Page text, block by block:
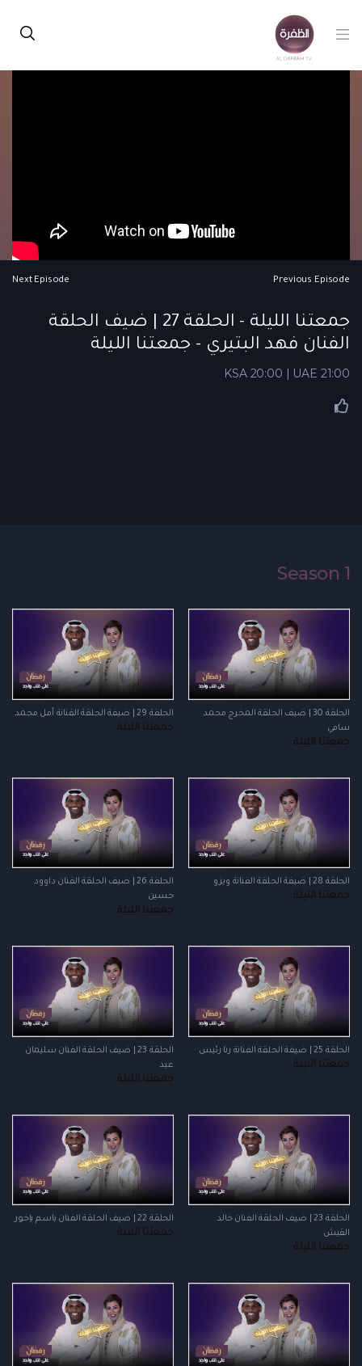
Previous Episode
Next Episode
جمعتنا الليلة - الحلقة 27 | ضيف الحلقة
الفنان فهد البتيري - جمعتنا الليلة
KSA 20:00 | UAE 21:00
Season 1
الحلقة 30 | ضيف الحلقة المخرج محمد
سامي
جمعتنا الليلة
الحلقة 29 | ضيفة الحلقة الفنانة أمل محمد
جمعتنا الليلة
الحلقة 28 | ضيفة الحلقة الفنانة ويزو
جمعتنا الليلة
الحلقة 26 | ضيف الحلقة الفنان داوود
حسين
جمعتنا الليلة
الحلقة 25 | ضيفة الحلقة الفنانة رنا رئيس
جمعتنا الليلة
الحلقة 23 | ضيف الحلقة الفنان سليمان
عيد
جمعتنا الليلة
الحلقة 23 | ضيف الحلقة الفنان خالد
القيش
جمعتنا الليلة
الحلقة 22 | ضيف الحلقة الفنان باسم ياخور
جمعتنا الليلة